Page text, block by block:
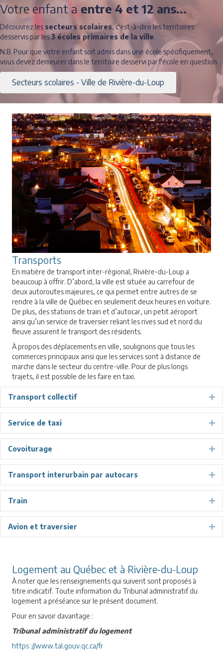
Votre enfant a entre 4 et 12 ans...
Découvrez les secteurs scolaires, c'est-à-dire les territoires
desservis par les3 écoles primaires de la ville.
N.B. Pour que votre enfant soit admis dans une école spécifiquement,
vous devez demeurer dans le territoire desservi par l'école en question.
Secteurs scolaires - Ville de Rivière-du-Loup
Transports
En matière de transport inter-régional, Rivière-du-Loup a
beaucoup à offrir. D’abord, la ville est située au carrefour de
deux autoroutes majeures, ce qui permet entre autres de se
rendre à la ville de Québec en seulement deux heures en voiture.
De plus, des stations de train et d’autocar, un petit aéroport
ainsi qu’un service de traversier reliant les rives sud et nord du
fleuve assurent le transport des résidents.
À propos des déplacements en ville, soulignons que tous les
commerces principaux ainsi que les services sont à distance de
marche dans le secteur du centre-ville. Pour de plus longs
trajets, il est possible de les faire en taxi.
Transport collectif
Service de taxi
Covoiturage
Transport interurbain par autocars
Train
Avion et traversier
Logement au Québec et à Rivière-du-Loup
À noter que les renseignements qui suivent sont proposés à
titre indicatif. Toute information du Tribunal administratif du
logement a préséance sur le présent document.
Pour en savoir davantage :
Tribunal administratif du logement
https ://www.tal.gouv.qc.ca/fr